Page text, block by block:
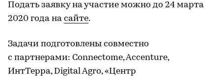
Подать заявку на участие можно до 24 марта
2020 года на сайте.
Задачи подготовлены совместно
с партнерами: Connectome, Accenture,
ИнтТерра, Digital Agro, «Центр